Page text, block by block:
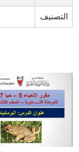
التصنيف